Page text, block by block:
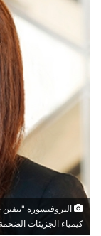
البروفيسورة
كيمياء الجزيئات